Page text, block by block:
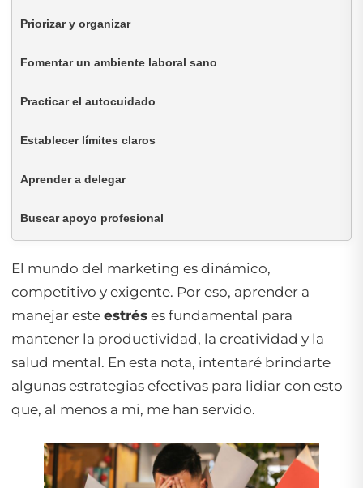
Priorizar y organizar
Fomentar un ambiente laboral sano
Practicar el autocuidado
Establecer límites claros
Aprender a delegar
Buscar apoyo profesional
El mundo del marketing es dinámico,
competitivo y exigente. Por eso, aprender a
manejar este estrés es fundamental para
mantener la productividad, la creatividad y la
salud mental. En esta nota, intentaré brindarte
algunas estrategias efectivas para lidiar con esto
que, al menos a mi, me han servido.